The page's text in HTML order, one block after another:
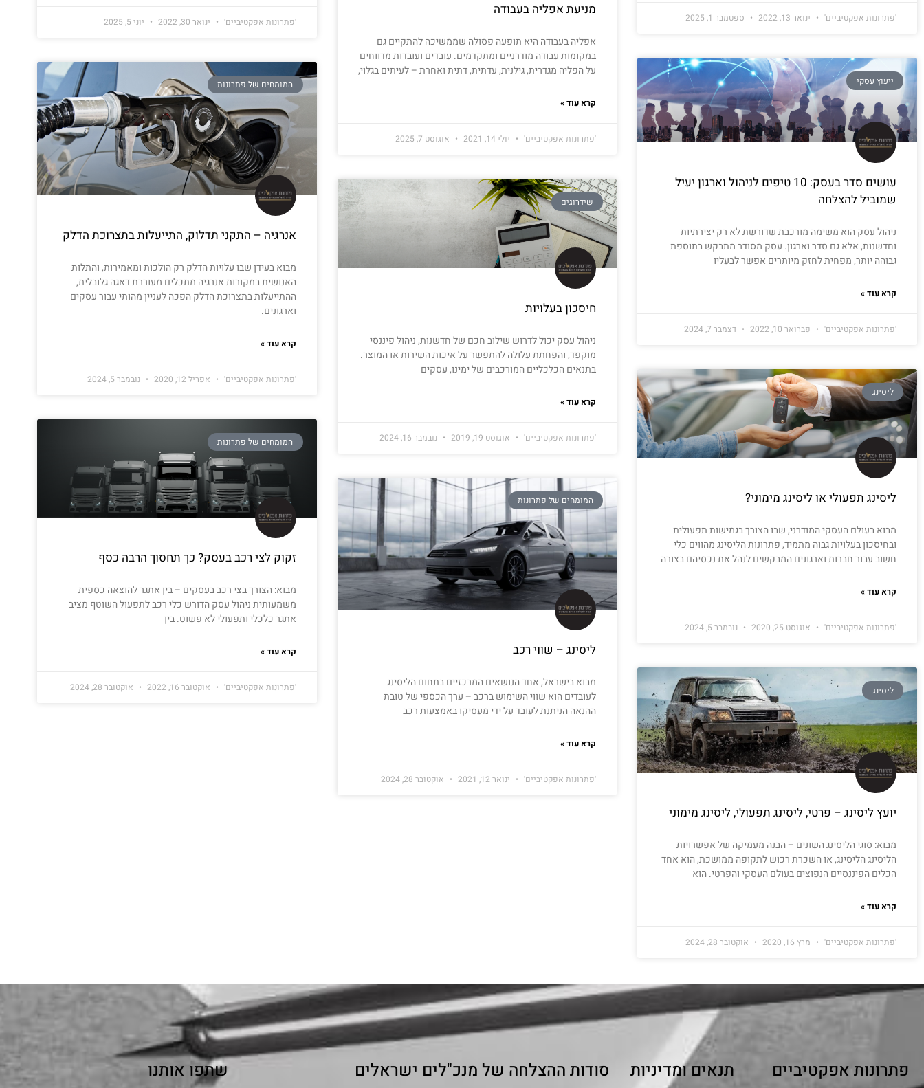
'פתרונות אפקטיביים' ינואר 13, 2022 ספטמבר 1, 2025
מניעת אפליה בעבודה
אפליה בעבודה היא תופעה פסולה שממשיכה להתקיים גם
במקומות עבודה מודרניים ומתקדמים. עובדים ועובדות מדווחים
על הפליה מגדרית, גילנית, עדתית, דתית ואחרת – לעיתים בגלוי,
קרא עוד »
'פתרונות אפקטיביים' יולי 14, 2021 אוגוסט 7, 2025
'פתרונות אפקטיביים' ינואר 30, 2022 יוני 5, 2025
ייעוץ עסקי
עושים סדר בעסק: 10 טיפים לניהול וארגון יעיל
שמוביל להצלחה
ניהול עסק הוא משימה מורכבת שדורשת לא רק יצירתיות
וחדשנות, אלא גם סדר וארגון. עסק מסודר מתבקש בתוספת
גבוהה יותר, מפחית לחזק מיותרים אפשר לבעליו
קרא עוד »
'פתרונות אפקטיביים' פברואר 10, 2022 דצמבר 7, 2024
שידרוגים
חיסכון בעלויות
ניהול עסק יכול לדרוש שילוב חכם של חדשנות, ניהול פיננסי
מוקפד, והפחתת עלולה להתפשר על איכות השירות או המוצר.
בתנאים הכלכליים המורכבים של ימינו, עסקים
קרא עוד »
'פתרונות אפקטיביים' אוגוסט 19, 2019 נובמבר 16, 2024
המומחים של פתרונות
אנרגיה – התקני תדלוק, התייעלות בתצרוכת הדלק
מבוא בעידן שבו עלויות הדלק רק הולכות ומאמירות, והתלות
האנושית במקורות אנרגיה מתכלים מעוררת דאגה גלובלית,
ההתייעלות בתצרוכת הדלק הפכה לעניין מהותי עבור עסקים
וארגונים.
קרא עוד »
'פתרונות אפקטיביים' אפריל 12, 2020
נובמבר 5, 2024
ליסינג
ליסינג תפעולי או ליסינג מימוני?
מבוא בעולם העסקי המודרני, שבו הצורך בגמישות תפעולית
ובחיסכון בעלויות גבוה מתמיד, פתרונות הליסינג מהווים כלי
חשוב עבור חברות וארגונים המבקשים לנהל את נכסיהם בצורה
קרא עוד »
'פתרונות אפקטיביים' אוגוסט 25, 2020 נובמבר 5, 2024
המומחים של פתרונות
ליסינג – שווי רכב
מבוא בישראל, אחד הנושאים המרכזיים בתחום הליסינג
לעובדים הוא שווי השימוש ברכב – ערך הכספי של טובת
ההנאה הניתנת לעובד על ידי מעסיקו באמצעות רכב
קרא עוד »
'פתרונות אפקטיביים' ינואר 12, 2021 אוקטובר 28, 2024
המומחים של פתרונות
זקוק לצי רכב בעסק? כך תחסוך הרבה כסף
מבוא: הצורך בצי רכב בעסקים – בין אתגר להוצאה כספית
משמעותית ניהול עסק הדורש כלי רכב לתפעול השוטף מציב
אתגר כלכלי ותפעולי לא פשוט. בין
קרא עוד »
'פתרונות אפקטיביים' אוקטובר 16, 2022 אוקטובר 28, 2024 ליסינג
יועץ ליסינג – פרטי, ליסינג תפעולי, ליסינג מימוני
מבוא: סוגי הליסינג השונים – הבנה מעמיקה של אפשרויות
הליסינג הליסינג, או השכרת רכוש לתקופה ממושכת, הוא אחד
הכלים הפיננסיים הנפוצים בעולם העסקי והפרטי. הוא
קרא עוד »
'פתרונות אפקטיביים' מרץ 16, 2020 אוקטובר 28, 2024
פתרונות אפקטיביים תנאים ומדיניות סודות ההצלחה של מנכ"לים ישראלים שתפו אותנו